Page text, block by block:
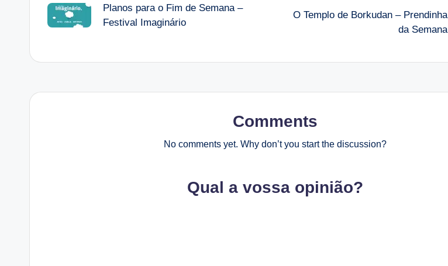
navigationPlanos para o Fim de Semana –
Festival Imaginário
O Templo de Borkudan – Prendinha
da Semana
Comments
No comments yet. Why don’t you start the discussion?
Qual a vossa opinião?